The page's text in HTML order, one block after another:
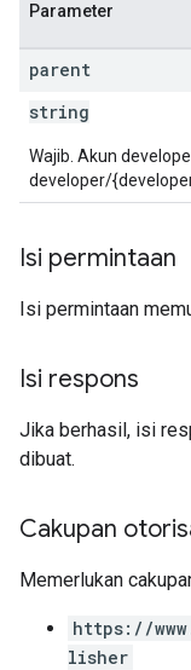
Parameter
parent
string
Wajib. Akun
developer/
Isi permintaan
Isi permintaan
Isi respons
Jika berhasil, isi
dibuat.
Cakupan
Memerlukan
https://
lisher